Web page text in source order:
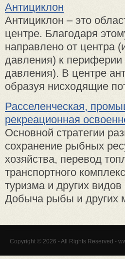
Антициклон
Антициклон – это
центре. Благодаря
направлено от центра
давления) к периферии
давления). В центре
образуя нисходящие
Расселенческая,
рекреационная
Основной стратегии
сохранение рыбных
хозяйства, перевод
транспортного
туризма и других
Добыча рыбы и других
Copyright © 2026 - All Rights Reserved -